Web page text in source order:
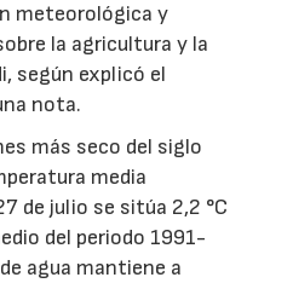
meteorológica y
la agricultura y la
según explicó el
nota.
más seco del siglo
media
de julio se sitúa 2,2 °C
del periodo 1991-
agua mantiene a